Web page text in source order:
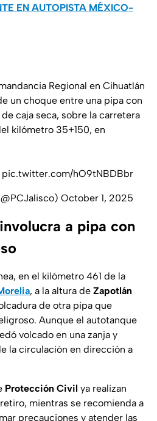
EN AUTOPISTA MÉXICO-
Regional en Cihuatlán
un choque entre una pipa con
caja seca, sobre la carretera
kilómetro 35+150, en
pic.twitter.com/hO9tNBDBbr
October 1, 2025
a pipa con
en el kilómetro 461 de la
, a la altura de Zapotlán
de otra pipa que
Aunque el autotanque
volcado en una zanja y
la circulación en dirección a
Protección Civil ya realizan
mientras se recomienda a
precauciones y atender las